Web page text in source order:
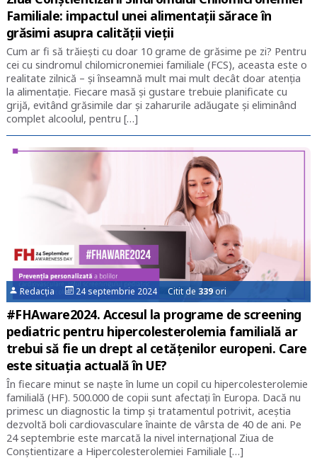
Familiale: impactul unei alimentații sărace în
grăsimi asupra calității vieții
Cum ar fi să trăiești cu doar 10 grame de grăsime pe zi? Pentru
cei cu sindromul chilomicronemiei familiale (FCS), aceasta este o
realitate zilnică – și înseamnă mult mai mult decât doar atenția
la alimentație. Fiecare masă și gustare trebuie planificate cu
grijă, evitând grăsimile dar și zaharurile adăugate și eliminând
complet alcoolul, pentru […]
Redacția 24 septembrie 2024 Citit de 339ori
#FHAware2024. Accesul la programe de screening
pediatric pentru hipercolesterolemia familială ar
trebui să fie un drept al cetățenilor europeni. Care
este situația actuală în UE?
În fiecare minut se naște în lume un copil cu hipercolesterolemie
familială (HF). 500.000 de copii sunt afectați în Europa. Dacă nu
primesc un diagnostic la timp și tratamentul potrivit, aceștia
dezvoltă boli cardiovasculare înainte de vârsta de 40 de ani. Pe
24 septembrie este marcată la nivel internațional Ziua de
Conștientizare a Hipercolesterolemiei Familiale […]